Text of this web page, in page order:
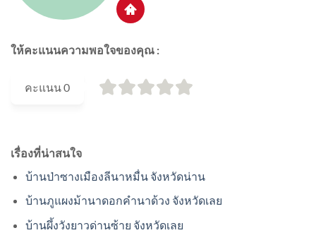
ให้คะแนนความพอใจของคุณ :
คะแนน0
เรื่องที่น่าสนใจ
บ้านป่าซางเมืองลีนาหมื่น จังหวัดน่าน
บ้านภูแผงม้านาดอกคำนาด้วง จังหวัดเลย
บ้านผึ้งวังยาวด่านซ้าย จังหวัดเลย